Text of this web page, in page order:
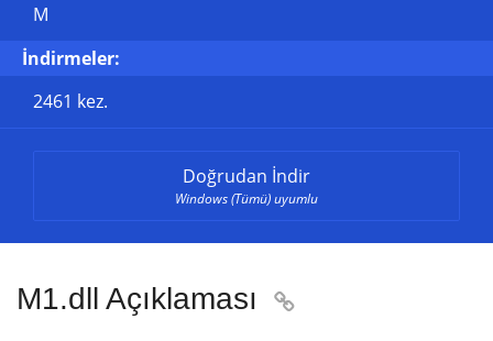
M
İndirmeler:
2461 kez.
Doğrudan İndir
Windows (Tümü) uyumlu
M1.dll Açıklaması 